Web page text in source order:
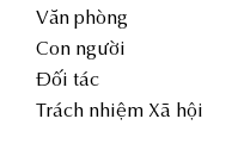
Văn phòng
Con người
Đối tác
Trách nhiệm Xã hội